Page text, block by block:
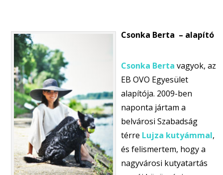
Csonka Berta – alapító
Csonka Berta vagyok, az
EB OVO Egyesület
alapítója. 2009-ben
naponta jártam a
belvárosi Szabadság
térre Lujza kutyámmal,
és felismertem, hogy a
nagyvárosi kutyatartás